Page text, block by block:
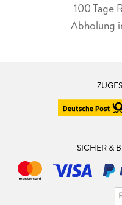
100 Tage
Abholung
SICHER &